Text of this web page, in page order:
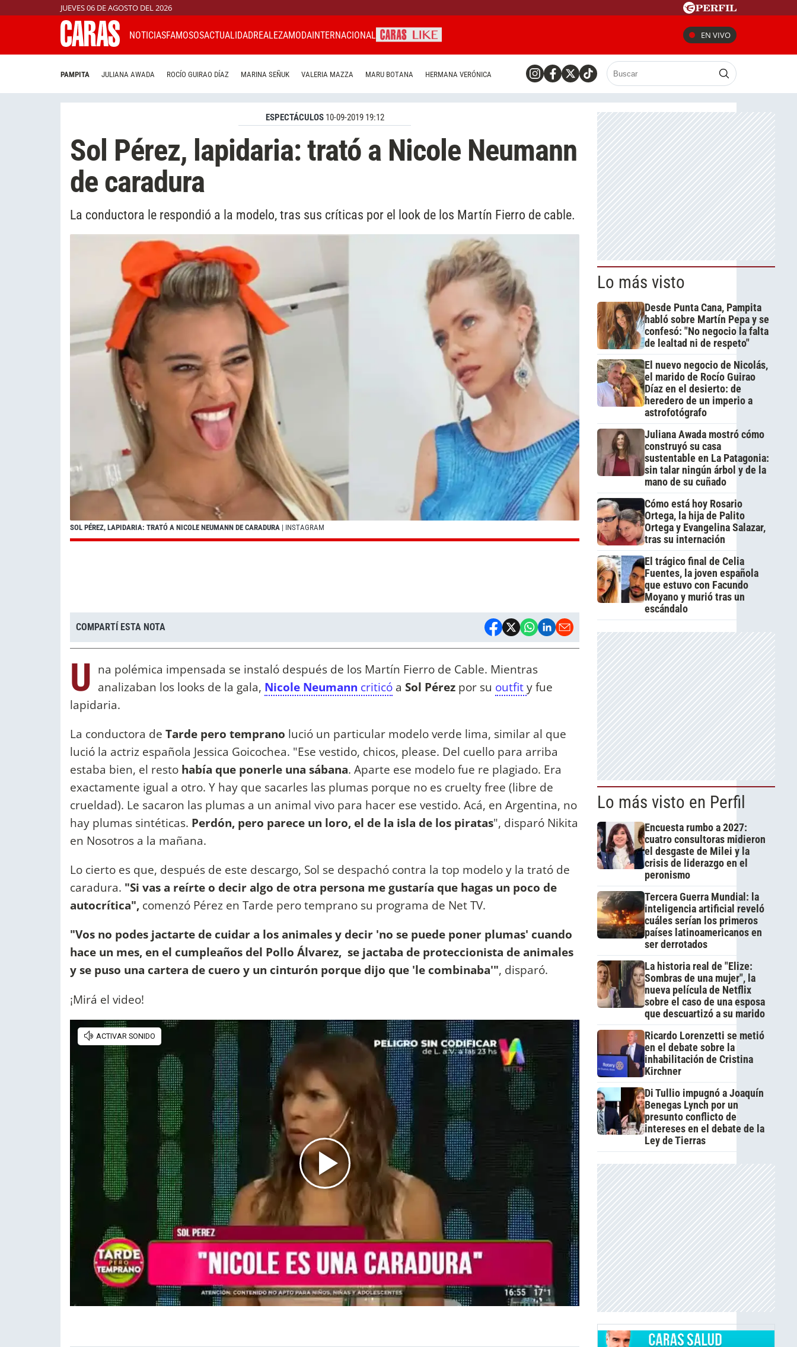
JUEVES 06 DE AGOSTO DEL 2026
NOTICIASFAMOSOSACTUALIDADREALEZAMODAINTERNACIONAL EN VIVO
PAMPITA JULIANA AWADA ROCÍO GUIRAO DÍAZ MARINA SEÑUK VALERIA MAZZA MARU BOTANA HERMANA VERÓNICA
ESPECTÁCULOS 10-09-2019 19:12
Sol Pérez, lapidaria: trató a Nicole Neumann
de caradura
La conductora le respondió a la modelo, tras sus críticas por el look de los Martín Fierro de cable.
SOL PÉREZ, LAPIDARIA: TRATÓ A NICOLE NEUMANN DE CARADURA | INSTAGRAM
COMPARTÍ ESTA NOTA
U na polémica impensada se instaló después de los Martín Fierro de Cable. Mientras
analizaban los looks de la gala, Nicole Neumann criticó a Sol Pérez por su outfity fue
lapidaria.
La conductora de Tarde pero temprano lució un particular modelo verde lima, similar al que
lució la actriz española Jessica Goicochea. "Ese vestido, chicos, please. Del cuello para arriba
estaba bien, el resto había que ponerle una sábana. Aparte ese modelo fue re plagiado. Era
exactamente igual a otro. Y hay que sacarles las plumas porque no es cruelty free (libre de
crueldad). Le sacaron las plumas a un animal vivo para hacer ese vestido. Acá, en Argentina, no
hay plumas sintéticas. Perdón, pero parece un loro, el de la isla de los piratas", disparó Nikita
en Nosotros a la mañana.
Lo cierto es que, después de este descargo, Sol se despachó contra la top modelo y la trató de
caradura. "Si vas a reírte o decir algo de otra persona me gustaría que hagas un poco de
autocrítica", comenzó Pérez en Tarde pero temprano su programa de Net TV.
"Vos no podes jactarte de cuidar a los animales y decir 'no se puede poner plumas' cuando
hace un mes, en el cumpleaños del Pollo Álvarez, se jactaba de proteccionista de animales
y se puso una cartera de cuero y un cinturón porque dijo que 'le combinaba'", disparó.
¡Mirá el video!
Lo más visto
Desde Punta Cana, Pampita
habló sobre Martín Pepa y se
confesó: "No negocio la falta
de lealtad ni de respeto"
El nuevo negocio de Nicolás,
el marido de Rocío Guirao
Díaz en el desierto: de
heredero de un imperio a
astrofotógrafo
Juliana Awada mostró cómo
construyó su casa
sustentable en La Patagonia:
sin talar ningún árbol y de la
mano de su cuñado
Cómo está hoy Rosario
Ortega, la hija de Palito
Ortega y Evangelina Salazar,
tras su internación
El trágico final de Celia
Fuentes, la joven española
que estuvo con Facundo
Moyano y murió tras un
escándalo
Lo más visto en Perfil
Encuesta rumbo a 2027:
cuatro consultoras midieron
el desgaste de Milei y la
crisis de liderazgo en el
peronismo
Tercera Guerra Mundial: la
inteligencia artificial reveló
cuáles serían los primeros
países latinoamericanos en
ser derrotados
La historia real de "Elize:
Sombras de una mujer", la
nueva película de Netflix
sobre el caso de una esposa
que descuartizó a su marido
Ricardo Lorenzetti se metió
en el debate sobre la
inhabilitación de Cristina
Kirchner
Di Tullio impugnó a Joaquín
Benegas Lynch por un
presunto conflicto de
intereses en el debate de la
Ley de Tierras